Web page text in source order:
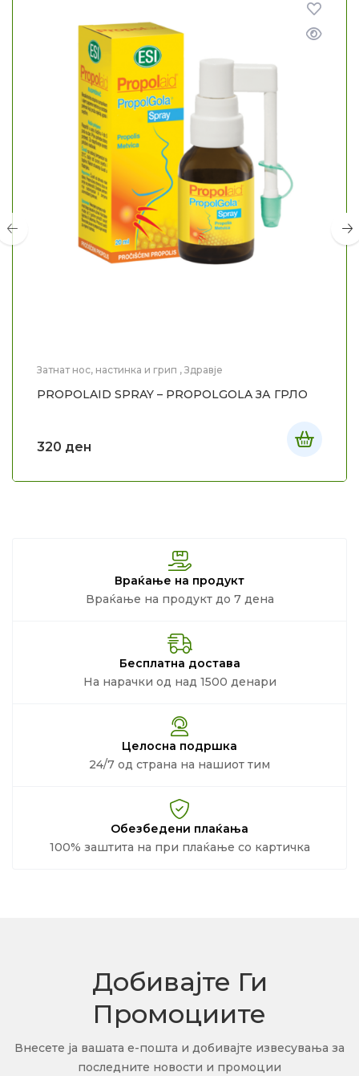
Затнат нос, настинка и грип , Здравје
PROPOLAID SPRAY – PROPOLGOLA ЗА ГРЛО
320 ден
Враќање на продукт
Враќање на продукт до 7 дена
Бесплатна достава
На нарачки од над 1500 денари
Целосна подршка
24/7 од страна на нашиот тим
Обезбедени плаќања
100% заштита на при плаќање со картичка
Добивајте Ги
Промоциите
Внесете ја вашата е-пошта и добивајте извесувања за
последните новости и промоции